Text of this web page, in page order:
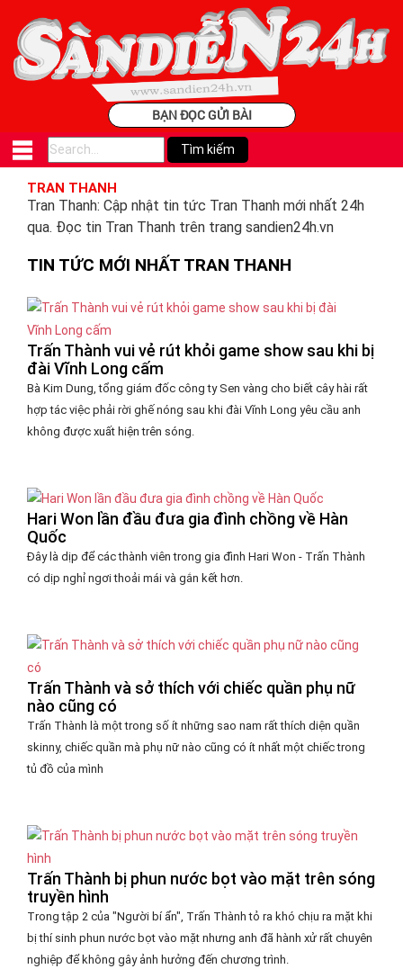
BẠN ĐỌC GỬI BÀI
TRAN THANH
Tran Thanh: Cập nhật tin tức Tran Thanh mới nhất 24h
qua. Đọc tin Tran Thanh trên trang sandien24h.vn
TIN TỨC MỚI NHẤT TRAN THANH
Trấn Thành vui vẻ rút khỏi game show sau khi bị
đài Vĩnh Long cấm
Bà Kim Dung, tổng giám đốc công ty Sen vàng cho biết cây hài rất
hợp tác việc phải rời ghế nóng sau khi đài Vĩnh Long yêu cầu anh
không được xuất hiện trên sóng.
Hari Won lần đầu đưa gia đình chồng về Hàn
Quốc
Đây là dịp để các thành viên trong gia đình Hari Won - Trấn Thành
có dịp nghỉ ngơi thoải mái và gắn kết hơn.
Trấn Thành và sở thích với chiếc quần phụ nữ
nào cũng có
Trấn Thành là một trong số ít những sao nam rất thích diện quần
skinny, chiếc quần mà phụ nữ nào cũng có ít nhất một chiếc trong
tủ đồ của mình
Trấn Thành bị phun nước bọt vào mặt trên sóng
truyền hình
Trong tập 2 của "Người bí ẩn", Trấn Thành tỏ ra khó chịu ra mặt khi
bị thí sinh phun nước bọt vào mặt nhưng anh đã hành xử rất chuyên
nghiệp để không gây ảnh hưởng đến chương trình.